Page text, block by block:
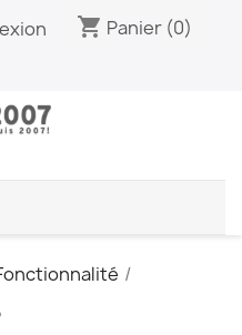
shopping_cart Panier (0)